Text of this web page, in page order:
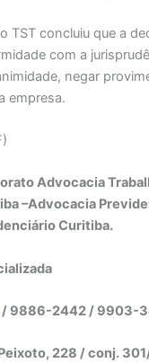
TST concluiu que a
com a
negar
empresa.
Advocacia
–Advocacia
Curitiba.
9886-2442 / 9903-
228 / conj.